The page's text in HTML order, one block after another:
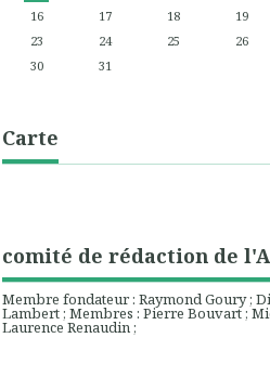
16
17 18 19
23
24 25 26
30
31
Carte
comité de rédaction de
Membre fondateur : Raymond Goury ;
Lambert ; Membres : Pierre Bouvart ;
Laurence Renaudin ;